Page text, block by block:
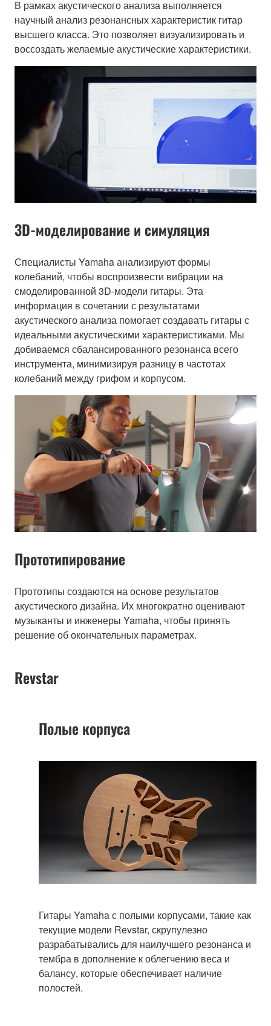
В рамках акустического анализа выполняется
научный анализ резонансных характеристик гитар
высшего класса. Это позволяет визуализировать и
воссоздать желаемые акустические характеристики.
3D-моделирование и симуляция
Специалисты Yamaha анализируют формы
колебаний, чтобы воспроизвести вибрации на
смоделированной 3D-модели гитары. Эта
информация в сочетании с результатами
акустического анализа помогает создавать гитары с
идеальными акустическими характеристиками. Мы
добиваемся сбалансированного резонанса всего
инструмента, минимизируя разницу в частотах
колебаний между грифом и корпусом.
Прототипирование
Прототипы создаются на основе результатов
акустического дизайна. Их многократно оценивают
музыканты и инженеры Yamaha, чтобы принять
решение об окончательных параметрах.
Revstar
Полые корпуса
Гитары Yamaha с полыми корпусами, такие как
текущие модели Revstar, скрупулезно
разрабатывались для наилучшего резонанса и
тембра в дополнение к облегчению веса и
балансу, которые обеспечивает наличие
полостей.